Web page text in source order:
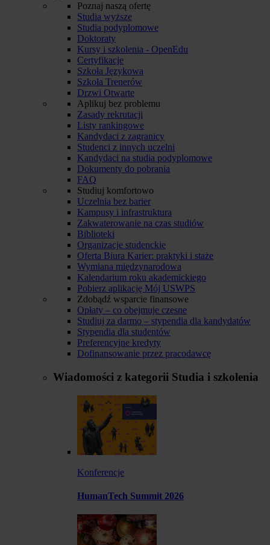
Poznaj naszą ofertę
Studia wyższe
Studia podyplomowe
Doktoraty
Kursy i szkolenia - OpenEdu
Certyfikacje
Szkoła Językowa
Szkoła Trenerów
Drzwi Otwarte
Aplikuj bez problemu
Zasady rekrutacji
Listy rankingowe
Kandydaci z zagranicy
Studenci z innych uczelni
Kandydaci na studia podyplomowe
Dokumenty do pobrania
FAQ
Studiuj komfortowo
Uczelnia bez barier
Kampusy i infrastruktura
Zakwaterowanie na czas studiów
Biblioteki
Organizacje studenckie
Oferta Biura Karier: praktyki i staże
Wymiana międzynarodowa
Kalendarium roku akademickiego
Pobierz aplikację Mój USWPS
Zdobądź wsparcie finansowe
Opłaty – co obejmuje czesne
Studiuj za darmo – stypendia dla kandydatów
Stypendia dla studentów
Preferencyjne kredyty
Dofinansowanie przez pracodawcę
Wiadomości z kategorii Studia i szkolenia
Konferencje
HumanTech Summit 2026